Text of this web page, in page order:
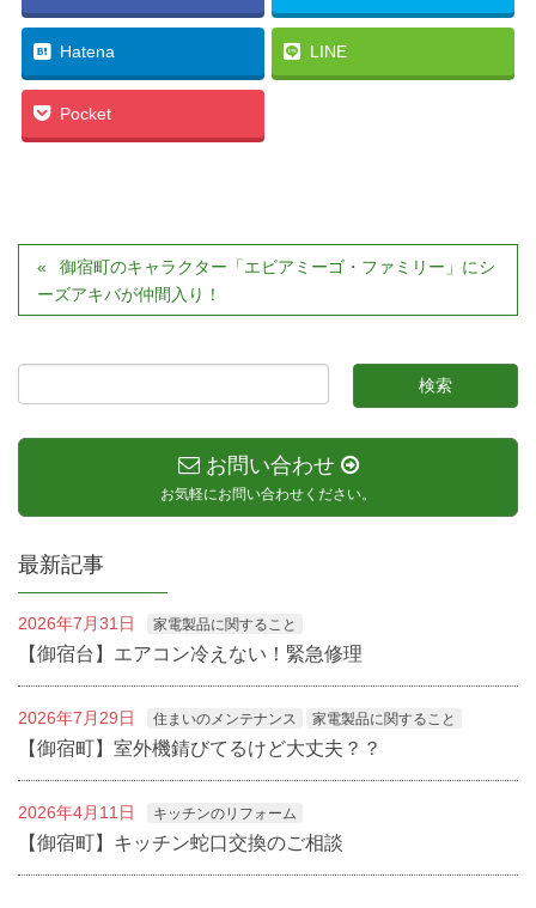
Hatena LINE
Pocket
御宿町のキャラクター「エビアミーゴ・ファミリー」にシ
ーズアキバが仲間入り！
お問い合わせ
お気軽にお問い合わせください。
最新記事
2026年7月31日 家電製品に関すること
【御宿台】エアコン冷えない！緊急修理
2026年7月29日 住まいのメンテナンス 家電製品に関すること
【御宿町】室外機錆びてるけど大丈夫？？
2026年4月11日 キッチンのリフォーム
【御宿町】キッチン蛇口交換のご相談